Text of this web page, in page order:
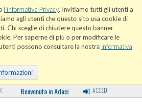
l'informativa Privacy. Invitiamo tutti gli utenti a
agli utenti che questo sito usa cookie di
Chi sceglie di chiudere questo banner
Per saperne di più o per modificare le
possono consultare la nostra Informativa
Benvenuto in Adaci ACCEDI